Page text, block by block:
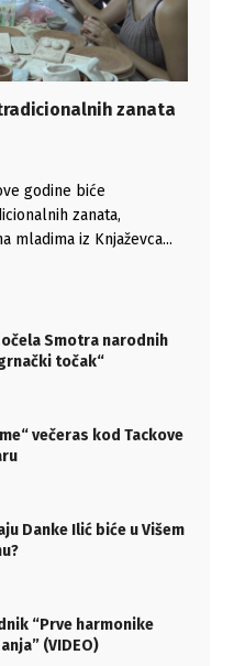
zanata
godine biće
zanata,
mladima iz Knjaževca...
Smotra narodnih
točak“
večeras kod Tackove
Danke Ilić biće u Višem
“Prve harmonike
(VIDEO)